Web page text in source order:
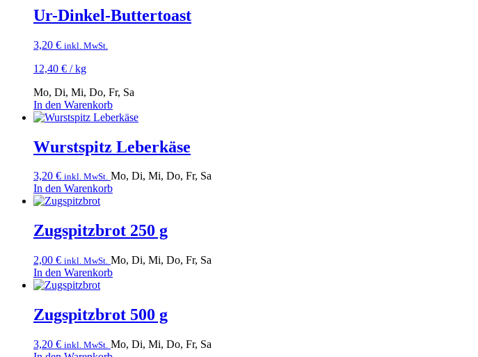
Ur-Dinkel-Buttertoast
3,20 € inkl. MwSt.
12,40 € /kg
Mo, Di, Mi, Do, Fr, Sa
In den Warenkorb
Wurstspitz Leberkäse
3,20 € inkl. MwSt. Mo, Di, Mi, Do, Fr, Sa
In den Warenkorb
Zugspitzbrot 250 g
2,00 € inkl. MwSt. Mo, Di, Mi, Do, Fr, Sa
In den Warenkorb
Zugspitzbrot 500 g
3,20 € inkl. MwSt. Mo, Di, Mi, Do, Fr, Sa